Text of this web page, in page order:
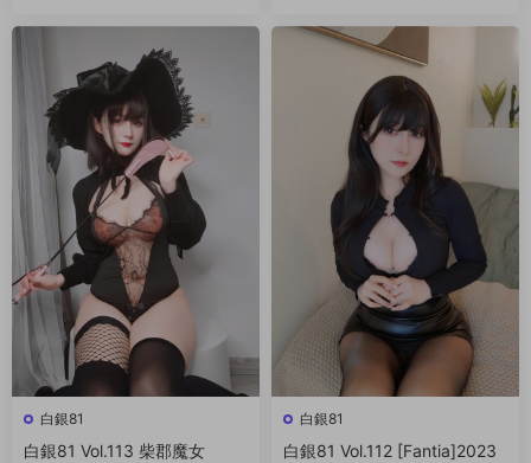
白銀81
白銀81 Vol.113 柴郡魔女
白銀81
白銀81 Vol.112 [Fantia]2023